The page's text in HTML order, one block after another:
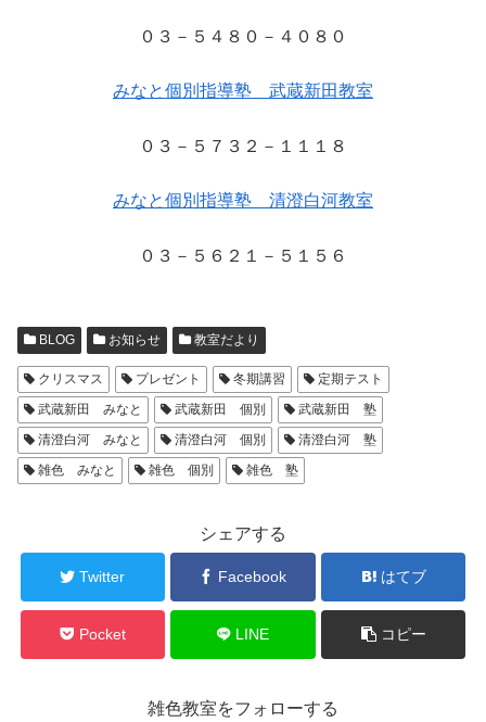
０３－５４８０－４０８０
みなと個別指導塾 武蔵新田教室
０３－５７３２－１１１８
みなと個別指導塾 清澄白河教室
０３－５６２１－５１５６
BLOG お知らせ 教室だより
クリスマス プレゼント 冬期講習
定期テスト
武蔵新田 みなと
武蔵新田 個別
武蔵新田 塾
清澄白河 みなと
清澄白河 個別
清澄白河 塾
雑色 みなと
雑色 個別 雑色 塾
シェアする
Twitter Facebook はてブ
Pocket LINE コピー
雑色教室をフォローする